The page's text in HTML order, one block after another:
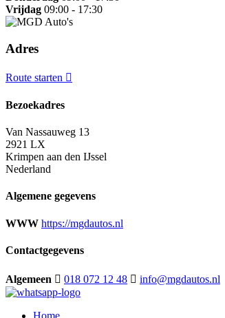
Vrijdag 09:00 - 17:30
Adres
Route starten
Bezoekadres
Van Nassauweg 13
2921 LX
Krimpen aan den IJssel
Nederland
Algemene gegevens
WWW https://mgdautos.nl
Contactgegevens
Algemeen 018 072 12 48 info@mgdautos.nl